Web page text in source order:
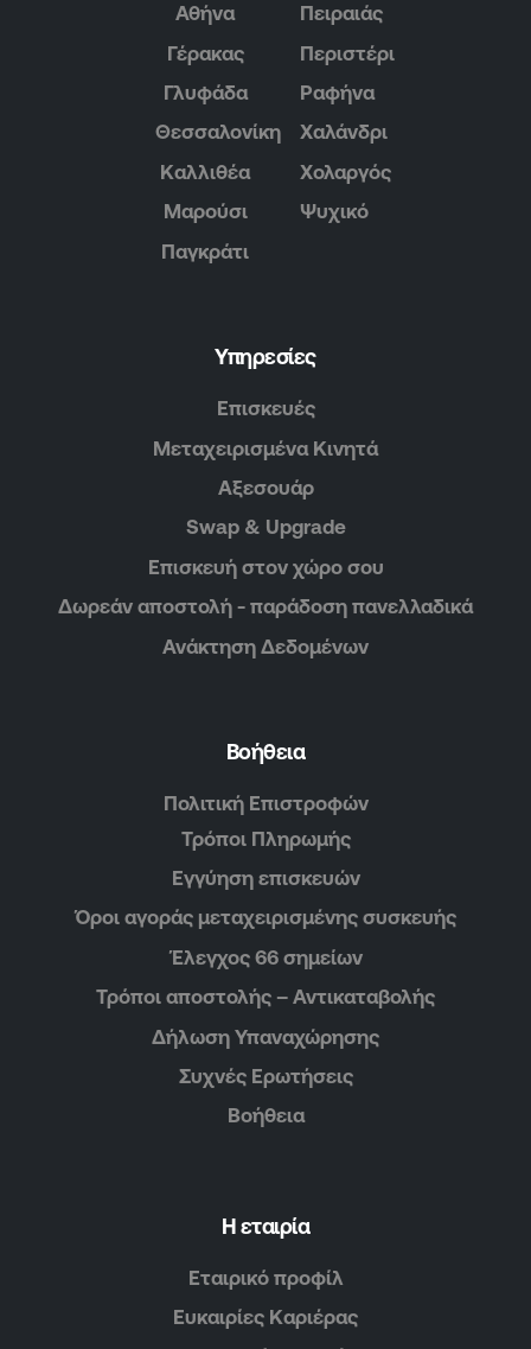
Αθήνα
Γέρακας
Γλυφάδα
Θεσσαλονίκη
Καλλιθέα
Μαρούσι
Παγκράτι
Πειραιάς
Περιστέρι
Ραφήνα
Χαλάνδρι
Χολαργός
Ψυχικό
Υπηρεσίες
Επισκευές
Μεταχειρισμένα Κινητά
Αξεσουάρ
Swap & Upgrade
Επισκευή στον χώρο σου
Δωρεάν αποστολή - παράδοση πανελλαδικά
Ανάκτηση Δεδομένων
Βοήθεια
Πολιτική Επιστροφών
Τρόποι Πληρωμής
Εγγύηση επισκευών
Όροι αγοράς μεταχειρισμένης συσκευής
Έλεγχος 66 σημείων
Τρόποι αποστολής – Αντικαταβολής
Δήλωση Υπαναχώρησης
Συχνές Ερωτήσεις
Βοήθεια
Η εταιρία
Εταιρικό προφίλ
Ευκαιρίες Καριέρας